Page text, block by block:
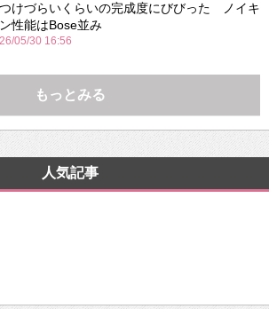
けづらいくらいの完成度にびびった ノイキ
性能はBose並み
05/30 16:56
もっとみる
人気記事